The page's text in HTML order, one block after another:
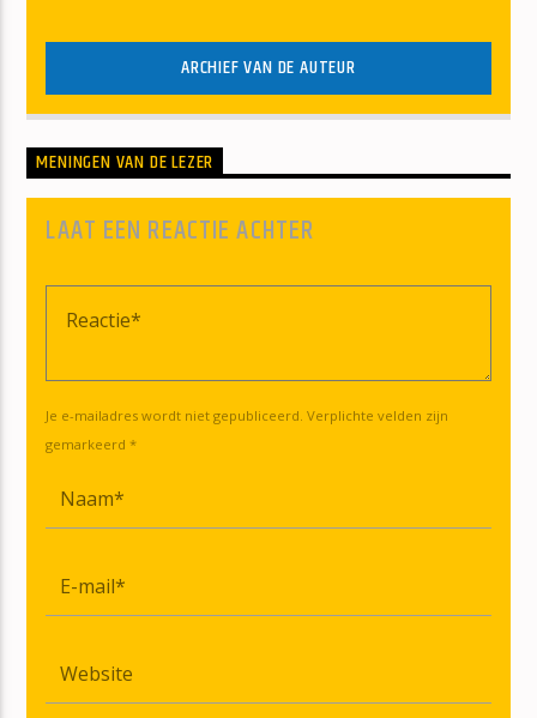
ARCHIEF VAN DE AUTEUR
MENINGEN VAN DE LEZER
LAAT EEN REACTIE ACHTER
Je e-mailadres wordt niet gepubliceerd. Verplichte velden zijn
gemarkeerd *